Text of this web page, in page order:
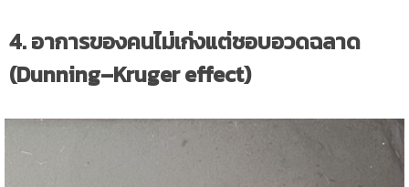
4. อาการของคนไม่เก่งแต่ชอบอวดฉลาด
(Dunning–Kruger effect)